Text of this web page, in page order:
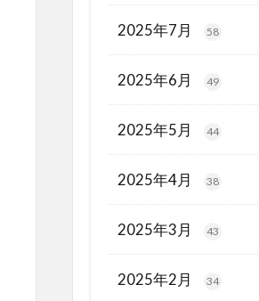
2025年7月 58
2025年6月 49
2025年5月 44
2025年4月 38
2025年3月 43
2025年2月 34